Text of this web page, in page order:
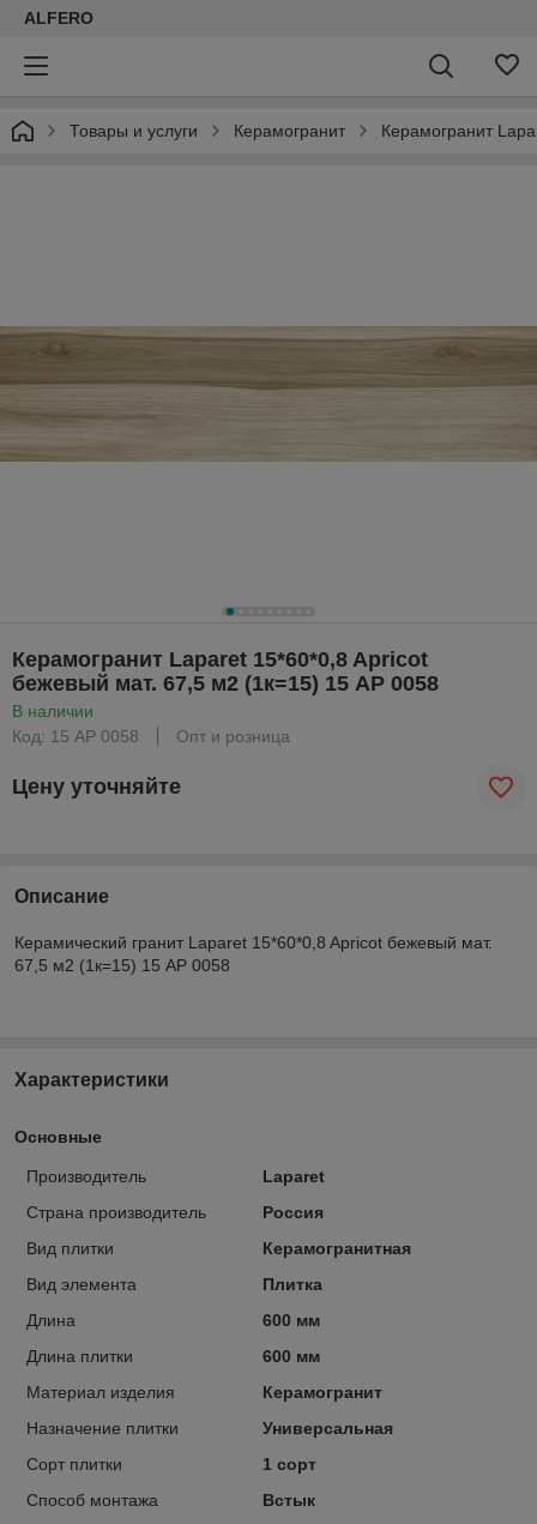
ALFERO
Товары и услуги Керамогранит Керамогранит
Керамогранит Laparet 15*60*0,8 Apricot
бежевый мат. 67,5 м2 (1к=15) 15 AP 0058
В наличии
Код: 15 AP 0058
Опт и розница
Цену уточняйте
Описание
Керамический гранит Laparet 15*60*0,8 Apricot бежевый мат.
67,5 м2 (1к=15) 15 AP 0058
Характеристики
Основные
Производитель
Laparet
Страна производитель
Россия
Вид плитки
Керамогранитная
Вид элемента
Плитка
Длина
600 мм
Длина плитки
600 мм
Материал изделия
Керамогранит
Назначение плитки
Универсальная
Сорт плитки
1 сорт
Способ монтажа
Встык